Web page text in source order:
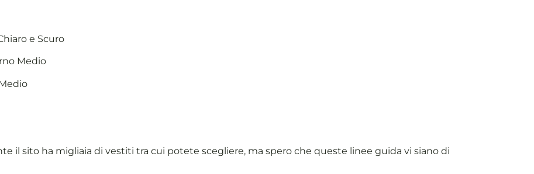
e Scuro
Medio
il sito ha migliaia di vestiti tra cui potete scegliere, ma spero che queste linee guida vi siano di